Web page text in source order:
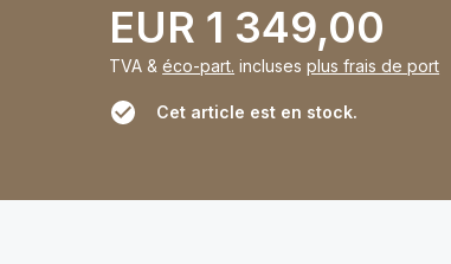
EUR 1 349,00
TVA &éco-part. incluses plus frais de port
Cet article est en stock.